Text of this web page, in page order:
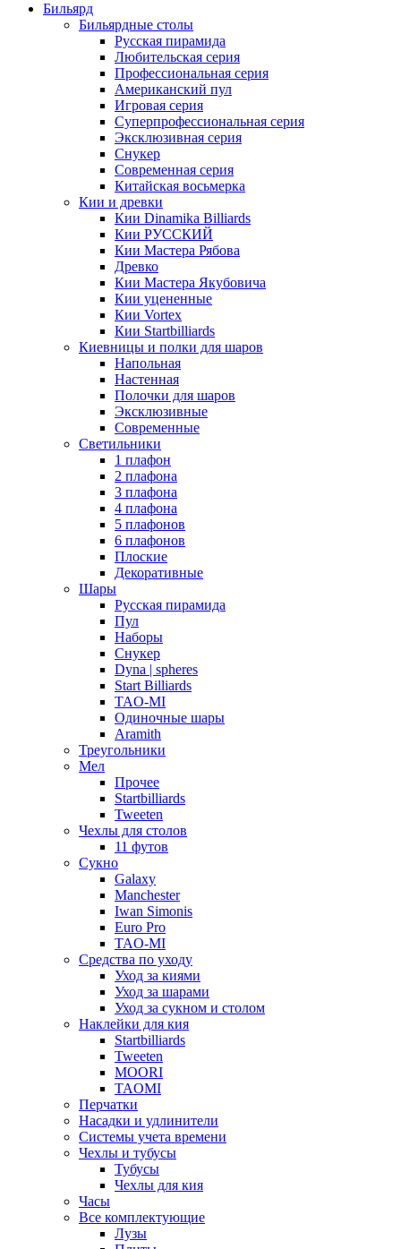
Бильярд
Бильярдные столы
Русская пирамида
Любительская серия
Профессиональная серия
Американский пул
Игровая серия
Суперпрофессиональная серия
Эксклюзивная серия
Снукер
Современная серия
Китайская восьмерка
Кии и древки
Кии Dinamika Billiards
Кии РУССКИЙ
Кии Мастера Рябова
Древко
Кии Мастера Якубовича
Кии уцененные
Кии Vortex
Кии Startbilliards
Киевницы и полки для шаров
Напольная
Настенная
Полочки для шаров
Эксклюзивные
Современные
Светильники
1 плафон
2 плафона
3 плафона
4 плафона
5 плафонов
6 плафонов
Плоские
Декоративные
Шары
Русская пирамида
Пул
Наборы
Снукер
Dyna | spheres
Start Billiards
TAO-MI
Одиночные шары
Aramith
Треугольники
Мел
Прочее
Startbilliards
Tweeten
Чехлы для столов
11 футов
Сукно
Galaxy
Manchester
Iwan Simonis
Euro Pro
TAO-MI
Средства по уходу
Уход за киями
Уход за шарами
Уход за сукном и столом
Наклейки для кия
Startbilliards
Tweeten
MOORI
TAOMI
Перчатки
Насадки и удлинители
Системы учета времени
Чехлы и тубусы
Тубусы
Чехлы для кия
Часы
Все комплектующие
Лузы